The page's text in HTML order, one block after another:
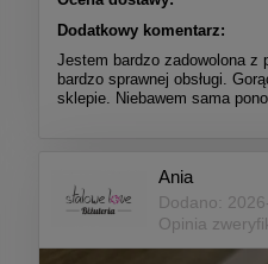
Dodatkowy komentarz:
Jestem bardzo zadowolona z
bardzo sprawnej obsługi.
sklepie. Niebawem sama
Ania
Dodano:
Opinia